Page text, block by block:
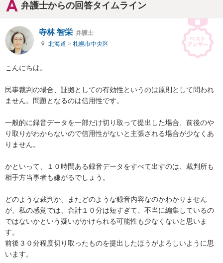
弁護士からの回答タイムライン
寺林 智栄 弁護士
北海道 > 札幌市中央区
こんにちは。
民事裁判の場合、証拠としての有効性というのは原則として問われ
ません。問題となるのは信用性です。
一般的に録音データを一部だけ切り取って提出した場合、前後のや
り取りがわからないので信用性がないと主張される場合が少なくあ
りません。
かといって、１０時間ある録音データをすべて出すのは、裁判所も
相手方当事者も嫌がるでしょう。
どのような裁判か、またどのような録音内容なのかわかりません
が、私の感覚では、合計１０分は短すぎて、不当に編集しているの
ではないかという疑いがかけられる可能性も少なくないと思いま
す。
前後３０分程度切り取ったものを提出したほうがよろしいように思
います。